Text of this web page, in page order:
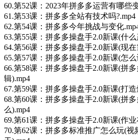
60.第52课：2023年拼多多运营有哪些
61.第53课：拼多多全站有技术吗?.mp4
62.第54课：拼多多今年挑战与变化
63.第55课：拼多多操盘手2.0新课(什
64.第56课：拼多多操盘手2.0新课(现
65.第57课：拼多多操盘手2.0新课(怎
66.第58课：拼多多操盘手2.0新课(拼
辑).mp4
67.第59课：拼多多操盘手2.0新课(打
68.第60课：拼多多操盘手2.0新课(拼
么).mp4
69.第61课：拼多多操盘手2.0新课(作业
70.第62课：拼多多标准推广怎么玩(视